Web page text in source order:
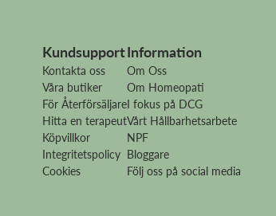
Kundsupport
Kontakta oss
Våra butiker
För Återförsäljare
Hitta en terapeut
Köpvillkor
Integritetspolicy
Cookies
Information
Om Oss
Om Homeopati
I fokus på DCG
Vårt Hållbarhetsarbete
NPF
Bloggare
Följ oss på social media